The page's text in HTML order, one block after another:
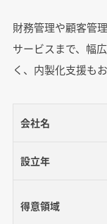
財務管理や顧客管
サービスまで、幅
く、内製化支援も
会社名
設立年
得意領域